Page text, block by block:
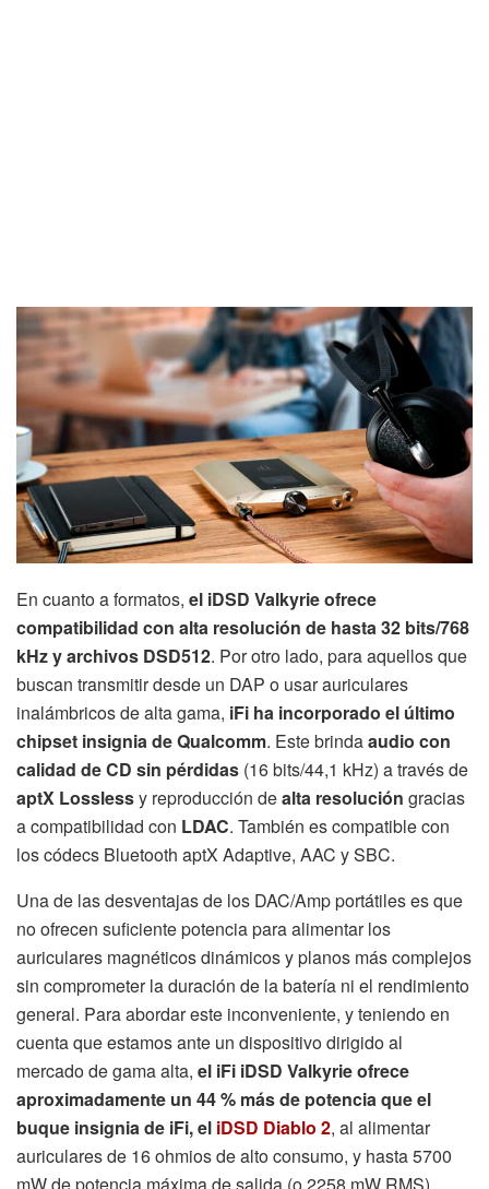
En cuanto a formatos, el iDSD Valkyrie ofrece
compatibilidad con alta resolución de hasta 32 bits/768
kHz y archivos DSD512. Por otro lado, para aquellos que
buscan transmitir desde un DAP o usar auriculares
inalámbricos de alta gama, iFi ha incorporado el último
chipset insignia de Qualcomm. Este brindaaudio con
calidad de CD sin pérdidas (16 bits/44,1 kHz) a través de
aptX Losslessy reproducción dealta resolución gracias
a compatibilidad con LDAC. También es compatible con
los códecs Bluetooth aptX Adaptive, AAC y SBC.
Una de las desventajas de los DAC/Amp portátiles es que
no ofrecen suficiente potencia para alimentar los
auriculares magnéticos dinámicos y planos más complejos
sin comprometer la duración de la batería ni el rendimiento
general. Para abordar este inconveniente, y teniendo en
cuenta que estamos ante un dispositivo dirigido al
mercado de gama alta, el iFi iDSD Valkyrie ofrece
aproximadamente un 44 % más de potencia que el
buque insignia de iFi, el iDSD Diablo 2, al alimentar
auriculares de 16 ohmios de alto consumo, y hasta 5700